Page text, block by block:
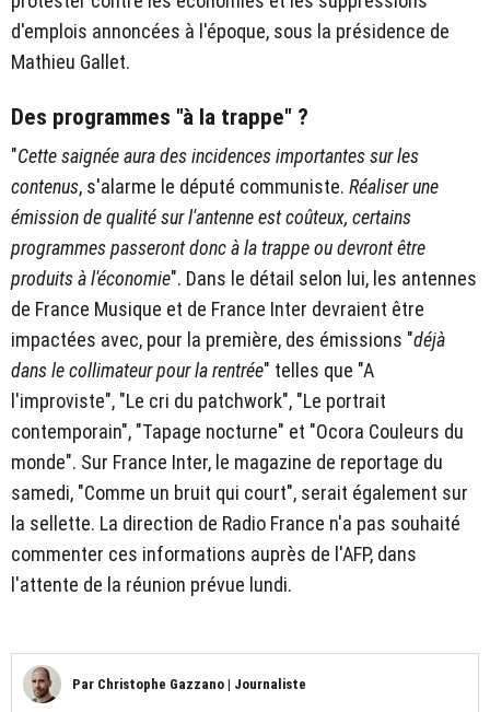
d'emplois annoncées à l'époque, sous la présidence de
Mathieu Gallet.
Des programmes "à la trappe" ?
"Cette saignée aura des incidences importantes sur les
contenus, s'alarme le député communiste. Réaliser une
émission de qualité sur l'antenne est coûteux, certains
programmes passeront donc à la trappe ou devront être
produits à l'économie". Dans le détail selon lui, les antennes
de France Musique et de France Inter devraient être
impactées avec, pour la première, des émissions "déjà
dans le collimateur pour la rentrée" telles que "A
l'improviste", "Le cri du patchwork", "Le portrait
contemporain", "Tapage nocturne" et "Ocora Couleurs du
monde". Sur France Inter, le magazine de reportage du
samedi, "Comme un bruit qui court", serait également sur
la sellette. La direction de Radio France n'a pas souhaité
commenter ces informations auprès de l'AFP, dans
l'attente de la réunion prévue lundi.
Par Christophe Gazzano | Journaliste